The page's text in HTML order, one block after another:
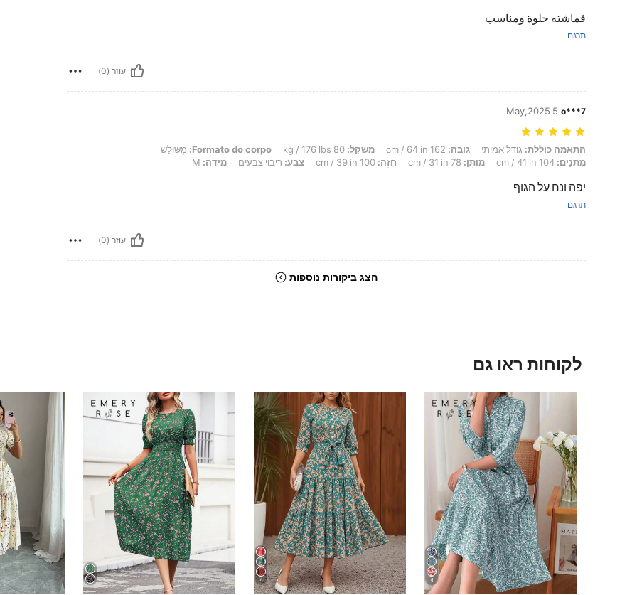
قماشته حلوة ومناسب
תרגם
עוזר (0)
o***7
5 May,2025
התאמה כוללת: גודל אמיתי, גובה: 162 cm / 64 in, מִשׁקָל: 80 kg / 176 lbs, Formato do corpo: מְשּוּלָשׁ, מָתנַיִם: 104 cm / 41 in, מוֹתֶן: 78 cm / 31 in, חָזֶה: 100 cm / 39 in, צבע: ריבוי צבעים, מידה: M
התאמה כוללת: גודל אמיתי גובה: מִשׁקָל: Formato do corpo: מְשּוּלָשׁ
מָתנַיִם:
מוֹתֶן: חָזֶה: צבע: ריבוי צבעים מידה:
יפה ונח על הגוף
תרגם
עוזר (0)
הצג ביקורות נוספות
לקוחות ראו גם
4
4